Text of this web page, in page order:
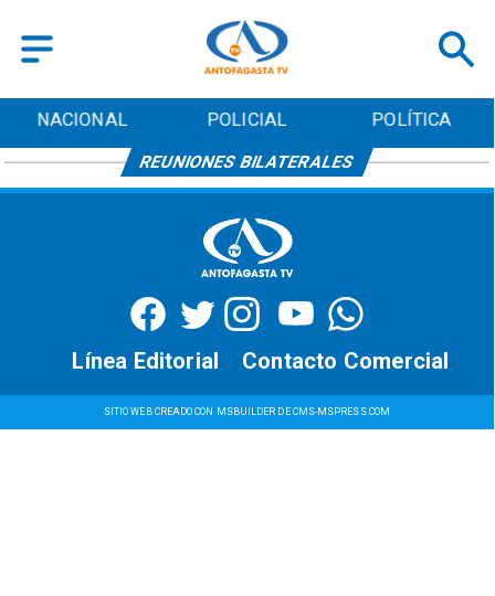
NACIONAL POLICIAL POLÍTICA
REUNIONES BILATERALES
SITIO WEB CREADO CON MSBUILDER DE CMS-MSPRESS.COM
Contacto Comercial
Línea Editorial